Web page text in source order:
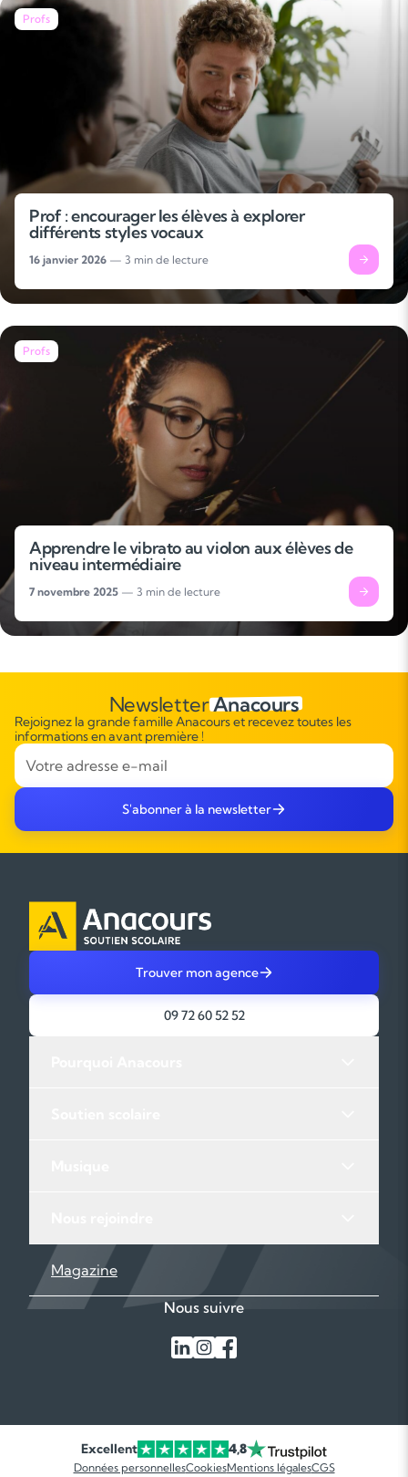
Profs
Prof : encourager les élèves à explorer
différents styles vocaux
16 janvier 2026 — 3 min de lecture
Profs
Apprendre le vibrato au violon aux élèves de
niveau intermédiaire
7 novembre 2025 — 3 min de lecture
NewsletterAnacours
Rejoignez la grande famille Anacours et recevez toutes les
informations en avant première !
S'abonner à la newsletter
Trouver mon agence
09 72 60 52 52
Magazine
Nous suivre
Excellent 4,8
Données personnellesCookiesMentions légalesCGS